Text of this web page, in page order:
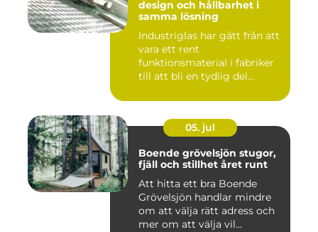
design och hållbarhet i
samma lösning
Industriglas har gått från att
vara ett rent
funktionsmaterial i fabriker
till att bli en tydlig del...
05. jul
Boende grövelsjön stugor,
fjäll och stillhet året runt
Att hitta ett bra Boende
Grövelsjön handlar mindre
om att välja rätt adress och
mer om att välja vil...